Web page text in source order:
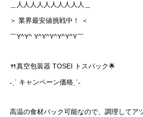
＿人人人人人人人人人人＿
＞ 業界最安値挑戦中！ ＜
￣Y^Y^ Y^Y^Y^Y^Y^Y￣
🍴真空包装器 TOSEI トスパック🌟
˗ˏˋ キャンペーン価格ˎˊ˗
高温の食材パック可能なので、調理してア